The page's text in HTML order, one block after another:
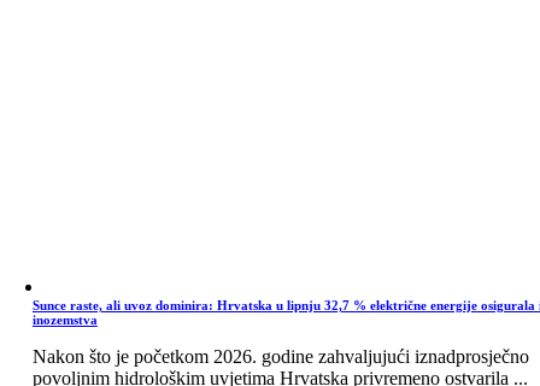
Sunce raste, ali uvoz dominira: Hrvatska u lipnju 32,7 % električne energije osigurala
inozemstva
Nakon što je početkom 2026. godine zahvaljujući iznadprosječno
povoljnim hidrološkim uvjetima Hrvatska privremeno ostvarila ...